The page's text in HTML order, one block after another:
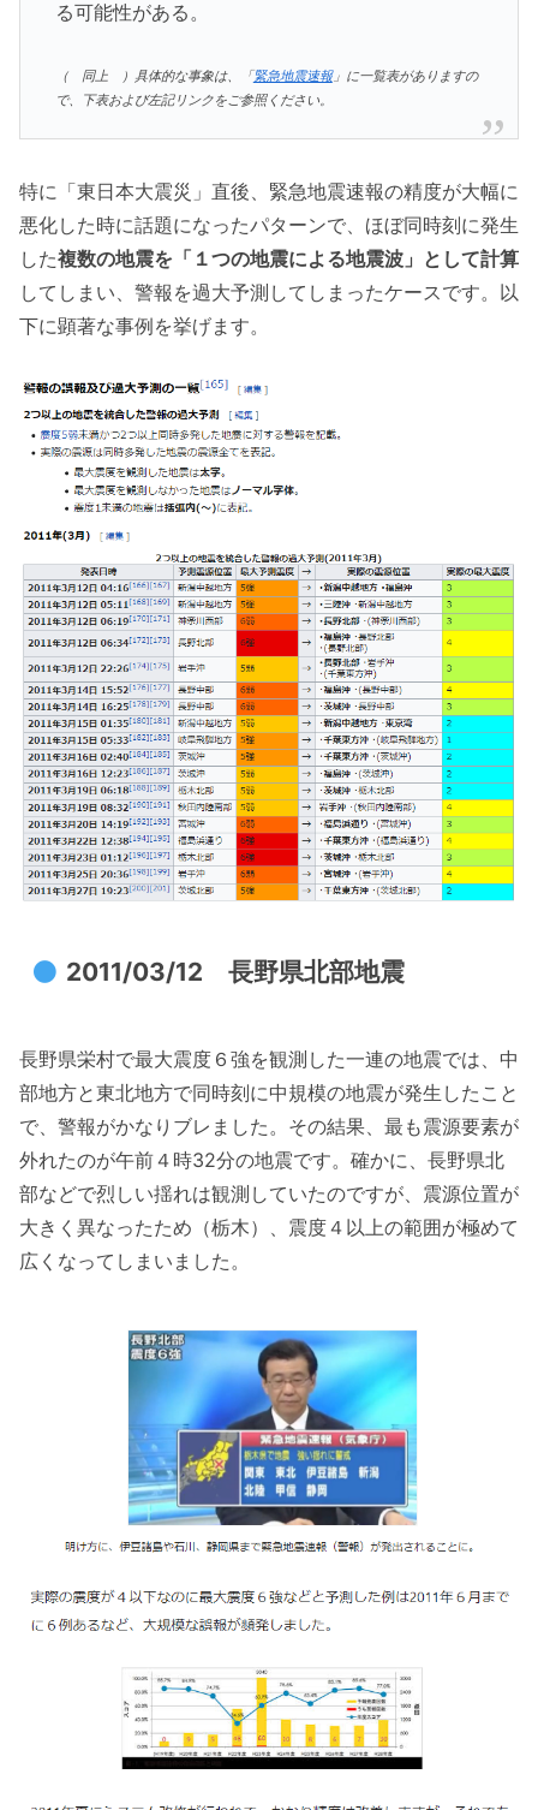
る可能性がある。
（ 同上 ）具体的な事象は、「緊急地震速報」に一覧表がありますの
で、下表および左記リンクをご参照ください。
特に「東日本大震災」直後、緊急地震速報の精度が大幅に
悪化した時に話題になったパターンで、ほぼ同時刻に発生
した複数の地震を「１つの地震による地震波」として計算
してしまい、警報を過大予測してしまったケースです。以
下に顕著な事例を挙げます。
2011/03/12 長野県北部地震
長野県栄村で最大震度６強を観測した一連の地震では、中
部地方と東北地方で同時刻に中規模の地震が発生したこと
で、警報がかなりブレました。その結果、最も震源要素が
外れたのが午前４時32分の地震です。確かに、長野県北
部などで烈しい揺れは観測していたのですが、震源位置が
大きく異なったため（栃木）、震度４以上の範囲が極めて
広くなってしまいました。